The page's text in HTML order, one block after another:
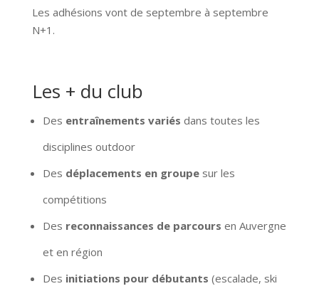
Les adhésions vont de septembre à septembre
N+1.
Les + du club
Des entraînements variés dans toutes les
disciplines outdoor
Des déplacements en groupesur les
compétitions
Des reconnaissances de parcours en Auvergne
et en région
Des initiations pour débutants (escalade, ski